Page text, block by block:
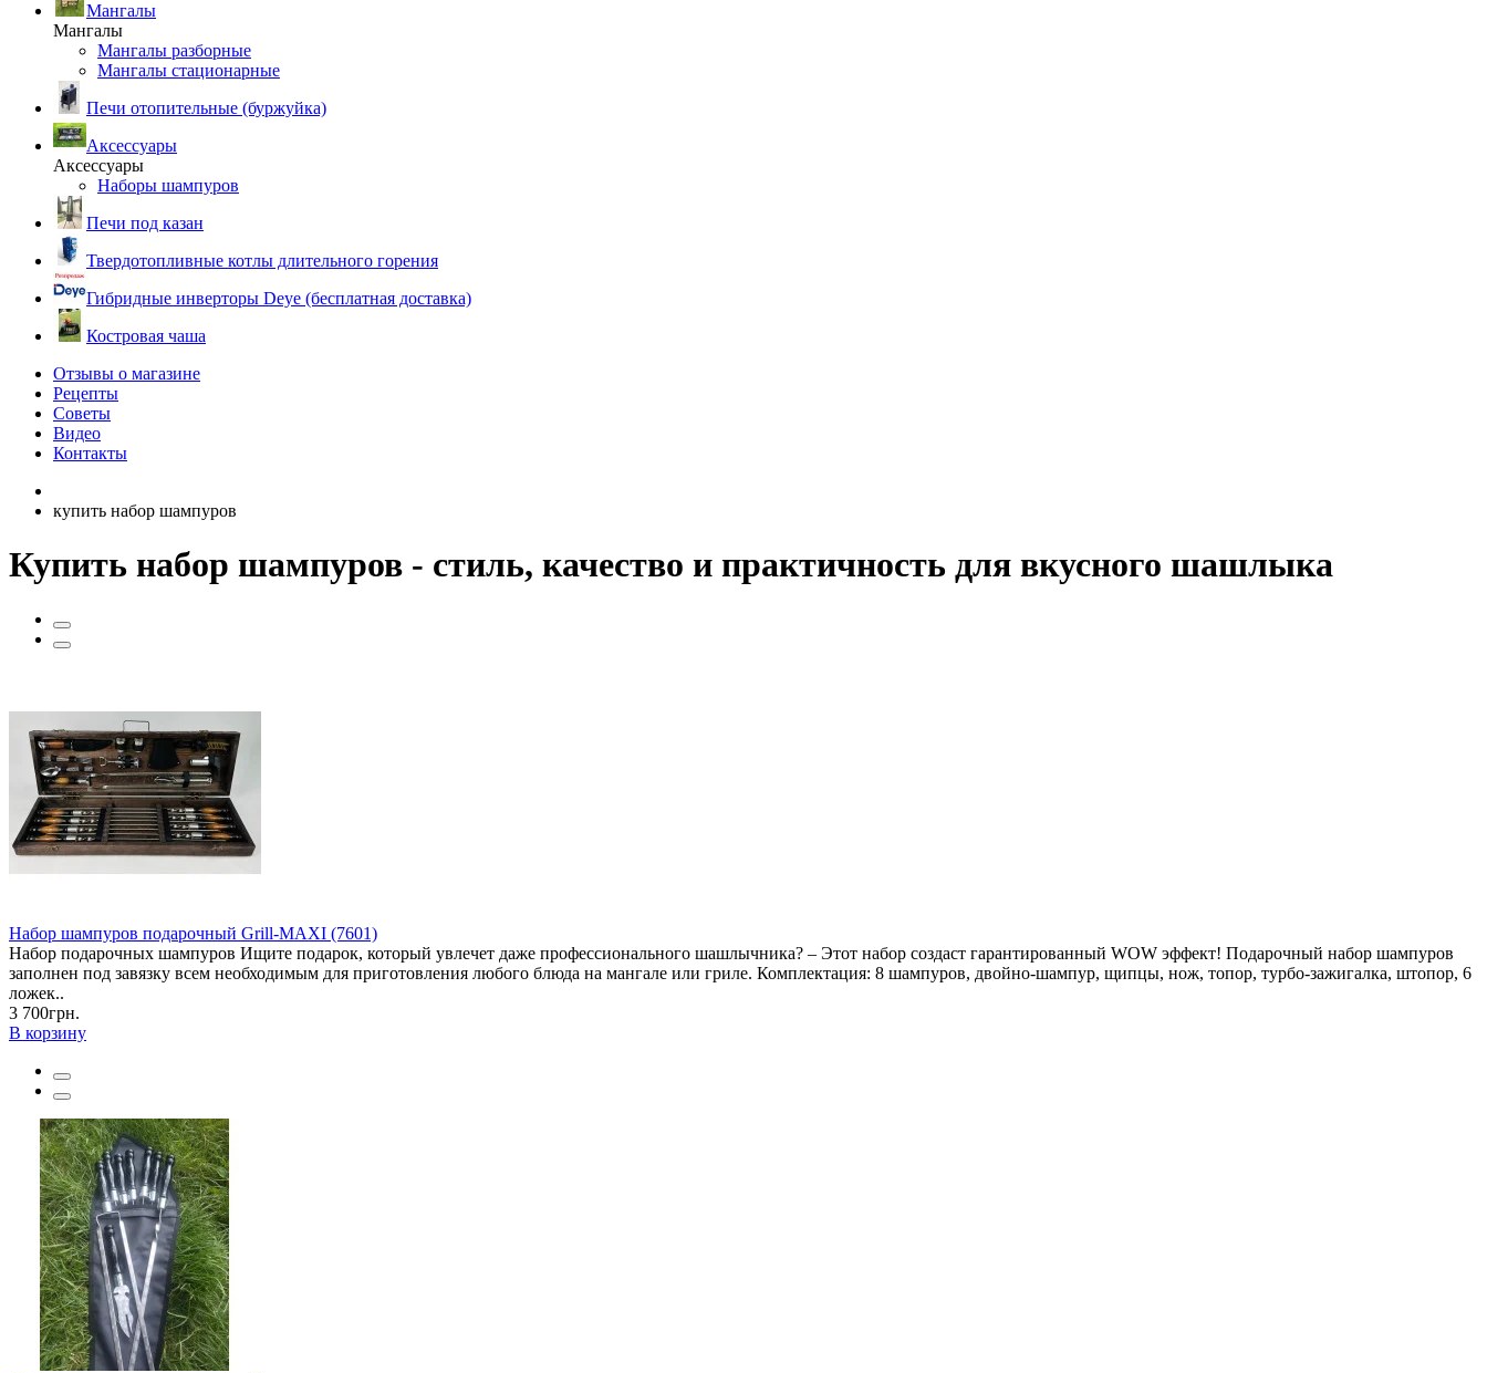
Мангалы
Мангалы
Мангалы разборные
Мангалы стационарные
Печи отопительные (буржуйка)
Аксессуары
Аксессуары
Наборы шампуров
Печи под казан
Твердотопливные котлы длительного горения
Гибридные инверторы Deye (бесплатная доставка)
Костровая чаша
Отзывы о магазине
Рецепты
Советы
Видео
Контакты
купить набор шампуров
Купить набор шампуров - стиль, качество и практичность для вкусного шашлыка
Набор шампуров подарочный Grill-MAXI (7601)
Набор подарочных шампуров Ищите подарок, который увлечет даже профессионального шашлычника? – Этот набор создаст гарантированный WOW эффект! Подарочный набор шампуров
заполнен под завязку всем необходимым для приготовления любого блюда на мангале или гриле. Комплектация: 8 шампуров, двойно-шампур, щипцы, нож, топор, турбо-зажигалка, штопор, 6
ложек..
3 700грн.
В корзину